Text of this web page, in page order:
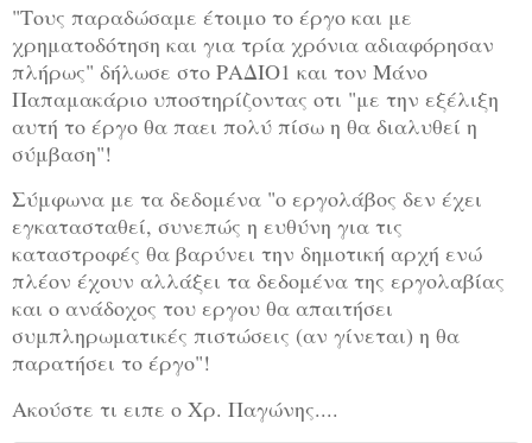
"Τους παραδώσαμε έτοιμο το έργο και με
χρηματοδότηση και για τρία χρόνια αδιαφόρησαν
πλήρως" δήλωσε στο ΡΑΔΙΟ1 και τον Μάνο
Παπαμακάριο υποστηρίζοντας οτι "με την εξέλιξη
αυτή το έργο θα παει πολύ πίσω η θα διαλυθεί η
σύμβαση"!
Σύμφωνα με τα δεδομένα "ο εργολάβος δεν έχει
εγκατασταθεί, συνεπώς η ευθύνη για τις
καταστροφές θα βαρύνει την δημοτική αρχή ενώ
πλέον έχουν αλλάξει τα δεδομένα της εργολαβίας
και ο ανάδοχος του εργου θα απαιτήσει
συμπληρωματικές πιστώσεις (αν γίνεται) η θα
παρατήσει το έργο"!
Ακούστε τι ειπε ο Χρ. Παγώνης....